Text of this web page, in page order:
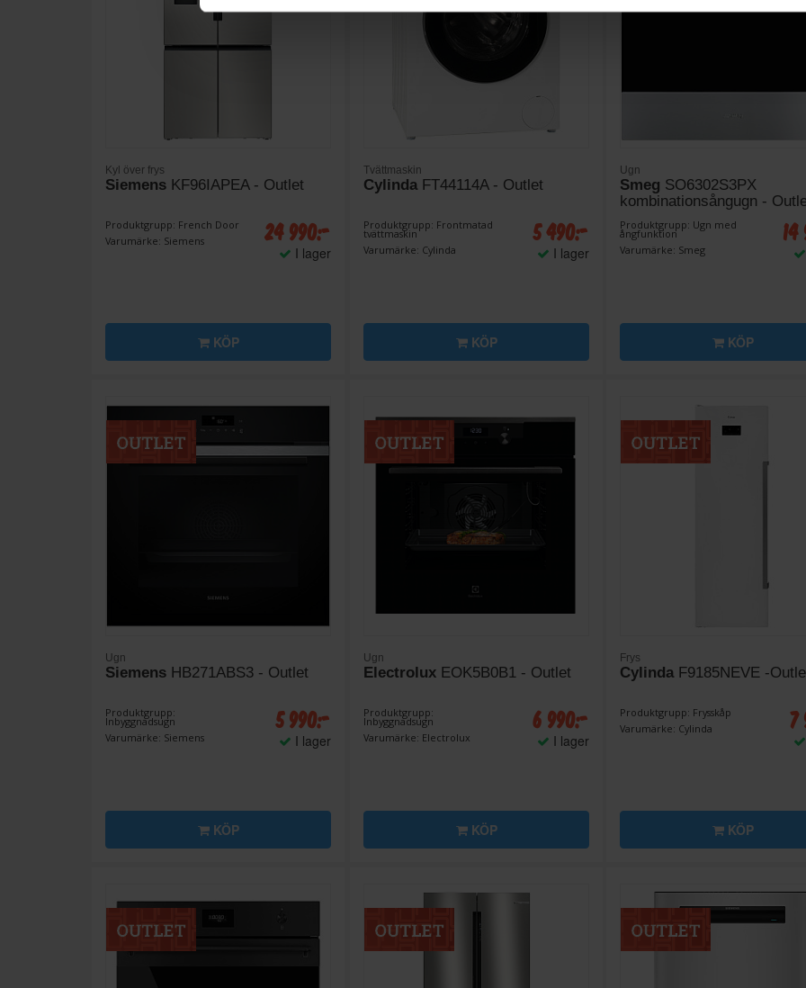
Kyl över frys
Siemens KF96IAPEA - Outlet
Produktgrupp: French Door
Varumärke: Siemens
24 990:-
I lager
KÖP
Tvättmaskin
Cylinda FT44114A - Outlet
Produktgrupp: Frontmatad
tvättmaskin
Varumärke: Cylinda
5 490:-
I lager
KÖP
Ugn
Smeg SO6302S3PX
kombinationsångugn -
Produktgrupp: Ugn med
ångfunktion
Varumärke: Smeg
KÖP
Ugn
Siemens HB271ABS3 - Outlet
Produktgrupp:
Inbyggnadsugn
Varumärke: Siemens
5 990:-
I lager
KÖP
Ugn
Electrolux EOK5B0B1 - Outlet
Produktgrupp:
Inbyggnadsugn
Varumärke: Electrolux
6 990:-
I lager
KÖP
Frys
Cylinda F9185NEVE -
Produktgrupp: Frysskåp
Varumärke: Cylinda
7
KÖP